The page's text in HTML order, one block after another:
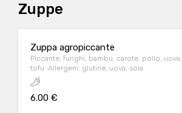
Zuppe
Zuppa agropiccante
Piccante, funghi, bambu, carote, pollo, uova,
tofu Allergeni: glutine, uova, soia
6.00 €